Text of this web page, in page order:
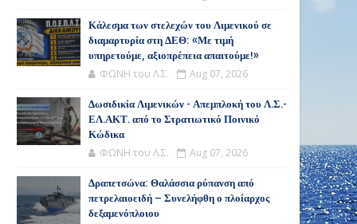
Κάλεσμα των στελεχών του Λιμενικού σε
διαμαρτυρία στη ΔΕΘ: «Με τιμή
υπηρετούμε, αξιοπρέπεια απαιτούμε!»
ΦΩΝΗ του Λ.Σ. Aug 07, 2026
Δωσιδικία Λιμενικών - Απεμπλοκή του Λ.Σ.-
ΕΛ.ΑΚΤ. από το Στρατιωτικό Ποινικό
Κώδικα
ΦΩΝΗ του Λ.Σ. Aug 07, 2026
Δραπετσώνα: Θαλάσσια ρύπανση από
πετρελαιοειδή – Συνελήφθη ο πλοίαρχος
δεξαμενόπλοιου